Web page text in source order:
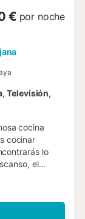
€ por noche
Televisión,
cocina
cocinar
lo
el
de los
Islas